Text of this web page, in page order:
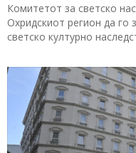
Комитетот за светско
Охридскиот регион да го
светско културно